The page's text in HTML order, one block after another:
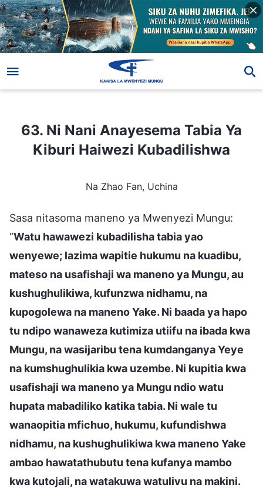
63. Ni Nani Anayesema Tabia Ya
Kiburi Haiwezi Kubadilishwa
Na Zhao Fan, Uchina
Sasa nitasoma maneno ya Mwenyezi Mungu:
“Watu hawawezi kubadilisha tabia yao
wenyewe; lazima wapitie hukumu na kuadibu,
mateso na usafishaji wa maneno ya Mungu, au
kushughulikiwa, kufunzwa nidhamu, na
kupogolewa na maneno Yake. Ni baada ya hapo
tu ndipo wanaweza kutimiza utiifu na ibada kwa
Mungu, na wasijaribu tena kumdanganya Yeye
na kumshughulikia kwa uzembe. Ni kupitia kwa
usafishaji wa maneno ya Mungu ndio watu
hupata mabadiliko katika tabia. Ni wale tu
wanaopitia mfichuo, hukumu, kufundishwa
nidhamu, na kushughulikiwa kwa maneno Yake
ambao hawatathubutu tena kufanya mambo
kwa kutojali, na watakuwa watulivu na makini.